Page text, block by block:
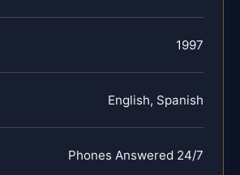
1997
English, Spanish
Phones Answered 24/7